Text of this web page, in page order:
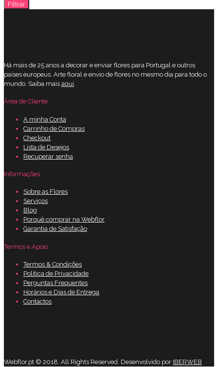
máximo
Filtrar
Há mais de 25 anos a decorar e enviar flores para Portugal e outros
países europeus. Arte floral e envio de flores no mesmo dia para todo o
mundo. Saiba mais aqui.
Área de Cliente
A minha Conta
Carrinho de Compras
Checkout
Lista de Desejos
Recuperar senha
Informações
Sobre as Flores
Serviços
Blog
Porquê comprar na Webflor
Garantia de Satisfação
Termos e Apoio
Termos & Condições
Política de Privacidade
Perguntas Frequentes
Horários e Dias de Entrega
Contactos
Webflor.pt © 2018. All Rights Reserved. Desenvolvido por IBERWEB